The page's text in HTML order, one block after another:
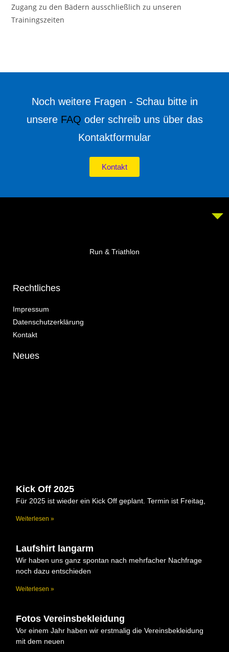
Zugang zu den Bädern ausschließlich zu unseren
Trainingszeiten
Noch weitere Fragen - Schau bitte in
unsere FAQ oder schreib uns über das
Kontaktformular
Kontakt
Run & Triathlon
Rechtliches
Impressum
Datenschutzerklärung
Kontakt
Neues
Kick Off 2025
Für 2025 ist wieder ein Kick Off geplant. Termin ist Freitag,
Weiterlesen »
Laufshirt langarm
Wir haben uns ganz spontan nach mehrfacher Nachfrage
noch dazu entschieden
Weiterlesen »
Fotos Vereinsbekleidung
Vor einem Jahr haben wir erstmalig die Vereinsbekleidung
mit dem neuen